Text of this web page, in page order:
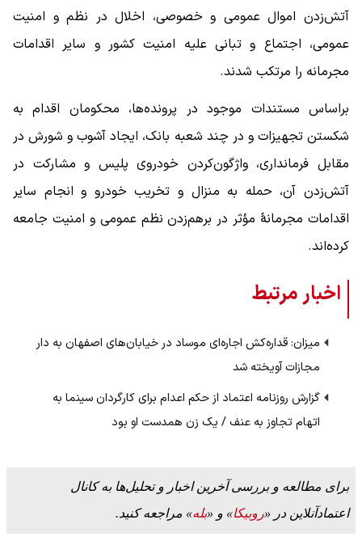
آتش‌زدن اموال عمومی و خصوصی، اخلال در نظم و امنیت
عمومی، اجتماع و تبانی علیه امنیت کشور و سایر اقدامات
مجرمانه را مرتکب شدند.
براساس مستندات موجود در پرونده‌ها، محکومان اقدام به
شکستن تجهیزات و در چند شعبه بانک، ایجاد آشوب و شورش در
مقابل فرمانداری، واژگون‌کردن خودروی پلیس و مشارکت در
آتش‌زدن آن، حمله به منزال و تخریب خودرو و انجام سایر
اقدامات مجرمانهٔ مؤثر در برهم‌زدن نظم عمومی و امنیت جامعه
کرده‌اند.
اخبار مرتبط
میزان: قداره‌کش اجاره‌ای موساد در خیابان‌های اصفهان به دار
مجازات آویخته شد
گزارش روزنامه اعتماد از حکم اعدام برای کارگردان سینما به
اتهام تجاوز به عنف / یک زن همدست او بود
برای مطالعه و بررسی آخرین اخبار و تحلیل‌ها به کانال
اعتمادآنلاین در «روبیکا» و «بله» مراجعه کنید.